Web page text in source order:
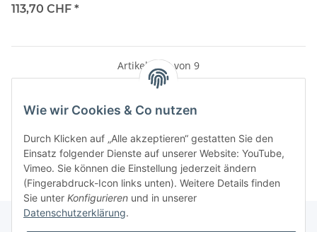
113,70 CHF *
Artikel 1 - 9 von 9
Kategorien
Wie wir Cookies & Co nutzen
Durch Klicken auf „Alle akzeptieren“ gestatten Sie den
Einsatz folgender Dienste auf unserer Website: YouTube,
Vimeo. Sie können die Einstellung jederzeit ändern
(Fingerabdruck-Icon links unten). Weitere Details finden
Sie unter Konfigurieren und in unserer
Datenschutzerklärung.